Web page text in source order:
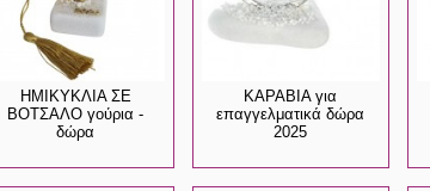
ΗΜΙΚΥΚΛΙΑ ΣΕ
ΒΟΤΣΑΛΟ γούρια -
δώρα
ΚΑΡΑΒΙΑ για
επαγγελματικά δώρα
2025